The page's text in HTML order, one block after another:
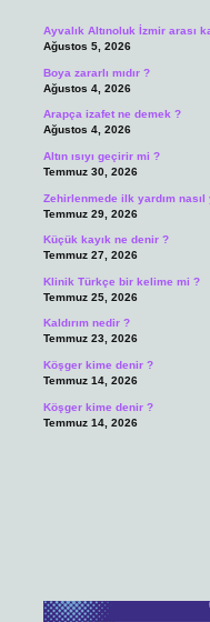
Ayvalık Altınoluk İzmir arası
Ağustos 5, 2026
Boya zararlı mıdır ?
Ağustos 4, 2026
Arapça izafet ne demek ?
Ağustos 4, 2026
Altın ısıyı geçirir mi ?
Temmuz 30, 2026
Zehirlenmede ilk yardım nasıl
Temmuz 29, 2026
Küçük kayık ne denir ?
Temmuz 27, 2026
Klinik Türkçe bir kelime mi ?
Temmuz 25, 2026
Kaldırım nedir ?
Temmuz 23, 2026
Köşger kime denir ?
Temmuz 14, 2026
Köşger kime denir ?
Temmuz 14, 2026